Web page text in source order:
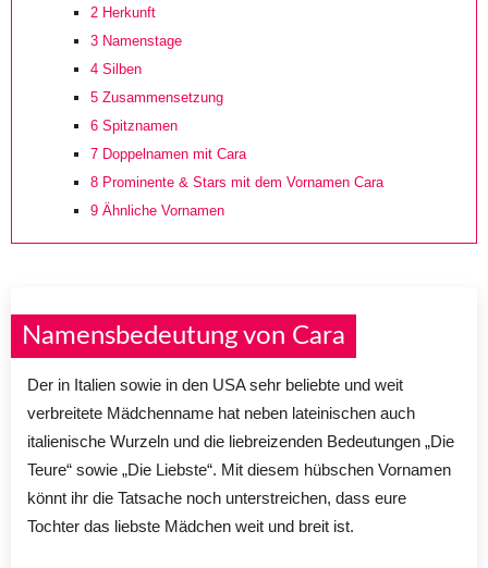
2 Herkunft
3 Namenstage
4 Silben
5 Zusammensetzung
6 Spitznamen
7 Doppelnamen mit Cara
8 Prominente & Stars mit dem Vornamen Cara
9 Ähnliche Vornamen
Namensbedeutung von Cara
Der in Italien sowie in den USA sehr beliebte und weit
verbreitete Mädchenname hat neben lateinischen auch
italienische Wurzeln und die liebreizenden Bedeutungen „Die
Teure“ sowie „Die Liebste“. Mit diesem hübschen Vornamen
könnt ihr die Tatsache noch unterstreichen, dass eure
Tochter das liebste Mädchen weit und breit ist.